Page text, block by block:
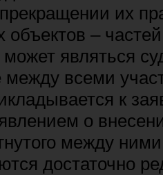
их
объектов –
может являться
всеми
к
о
между
достаточно